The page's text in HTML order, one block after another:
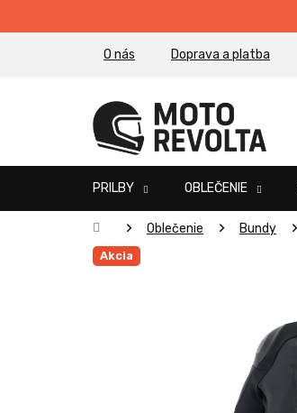
O nás Doprava a platba
PRILBY OBLEČENIE
DomovOblečenie Bundy
Akcia